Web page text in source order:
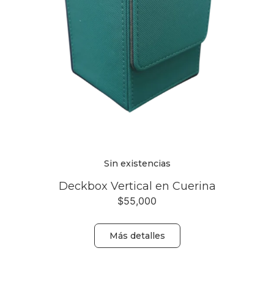
Sin existencias
Deckbox Vertical en Cuerina
$55,000
Más detalles